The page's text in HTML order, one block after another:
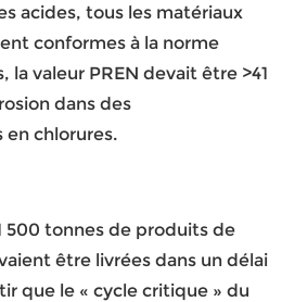
acides, tous les matériaux
conformes à la norme
la valeur PREN devait être >41
dans des
en chlorures.
500 tonnes de produits de
être livrées dans un délai
que le « cycle critique » du